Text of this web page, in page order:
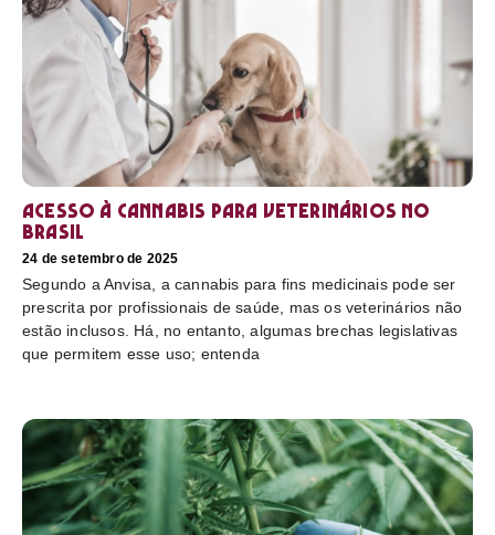
Acesso à cannabis para veterinários no
Brasil
24 de setembro de 2025
Segundo a Anvisa, a cannabis para fins medicinais pode ser
prescrita por profissionais de saúde, mas os veterinários não
estão inclusos. Há, no entanto, algumas brechas legislativas
que permitem esse uso; entenda